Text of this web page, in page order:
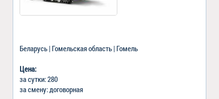
Беларусь | Гомельская область | Гомель
Цена:
за сутки: 280
за смену: договорная